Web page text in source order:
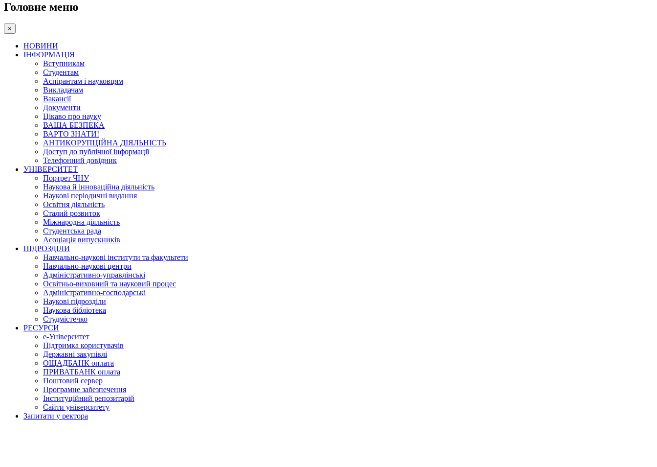
Головне меню
×
НОВИНИ
ІНФОРМАЦІЯ
Вступникам
Студентам
Аспірантам і науковцям
Викладачам
Вакансії
Документи
Цікаво про науку
ВАША БЕЗПЕКА
ВАРТО ЗНАТИ!
АНТИКОРУПЦІЙНА ДІЯЛЬНІСТЬ
Доступ до публічної інформації
Телефонний довідник
УНІВЕРСИТЕТ
Портрет ЧНУ
Наукова й інноваційна діяльність
Наукові періодичні видання
Освітня діяльність
Сталий розвиток
Міжнародна діяльність
Студентська рада
Асоціація випускників
ПІДРОЗДІЛИ
Навчально-наукові інститути та факультети
Навчально-наукові центри
Адміністративно-управлінські
Освітньо-виховний та науковий процес
Адміністративно-господарські
Наукові підрозділи
Наукова бібліотека
Студмістечко
РЕСУРСИ
е-Університет
Підтримка користувачів
Державні закупівлі
ОЩАДБАНК оплата
ПРИВАТБАНК оплата
Поштовий сервер
Програмне забезпечення
Інституційний репозитарій
Сайти університету
Запитати у ректора